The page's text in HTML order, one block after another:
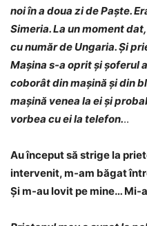
noi în a doua zi de Paște.
Simeria. La un moment
cu număr de Ungaria. Și
Mașina s-a oprit și șoferul
coborât din mașină și din
mașină venea la ei și
vorbea cu ei la telefon...
Au început să strige la
intervenit, m-am băgat
Și m-au lovit pe mine… Mi-